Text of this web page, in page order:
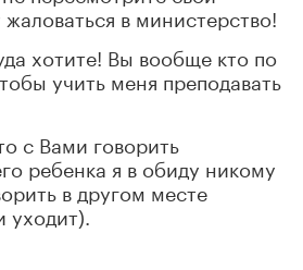
в министерство!
хотите! Вы вообще кто по
учить меня преподавать
с Вами говорить
ребенка я в обиду никому
в другом месте
уходит).